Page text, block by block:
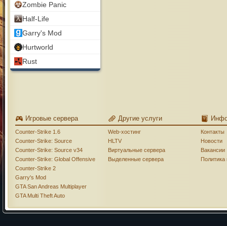
Zombie Panic
Half-Life
Garry's Mod
Hurtworld
Rust
Игровые сервера
Counter-Strike 1.6
Counter-Strike: Source
Counter-Strike: Source v34
Counter-Strike: Global Offensive
Counter-Strike 2
Garry's Mod
GTA San Andreas Multiplayer
GTA Multi Theft Auto
Другие услуги
Web-хостинг
HLTV
Виртуальные сервера
Выделенные сервера
Контакты
Новости
Вакансии
Политика